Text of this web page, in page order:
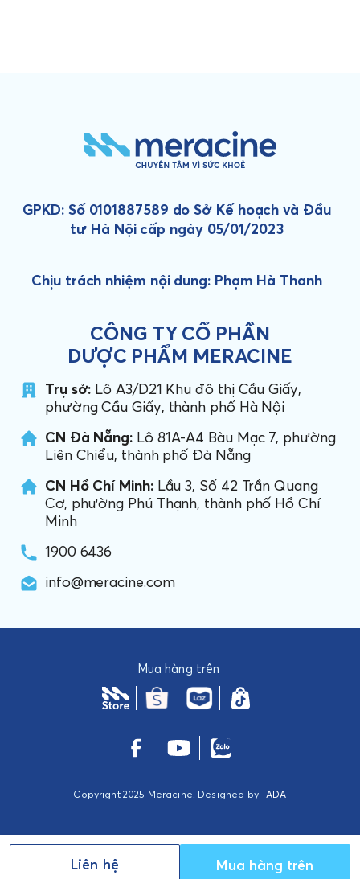
GPKD: Số 0101887589 do Sở Kế hoạch và Đầu
tư Hà Nội cấp ngày 05/01/2023
Chịu trách nhiệm nội dung: Phạm Hà Thanh
CÔNG TY CỔ PHẦN
DƯỢC PHẨM MERACINE
Trụ sở: Lô A3/D21 Khu đô thị Cầu Giấy,
phường Cầu Giấy, thành phố Hà Nội
CN Đà Nẵng: Lô 81A-A4 Bàu Mạc 7, phường
Liên Chiểu, thành phố Đà Nẵng
CN Hồ Chí Minh:Lầu 3, Số 42 Trần Quang
Cơ, phường Phú Thạnh, thành phố Hồ Chí
Minh
1900 6436
info@meracine.com
Copyright 2025 Meracine. Designed by TADA
Mua hàng trên
Liên hệ Mua hàng trên